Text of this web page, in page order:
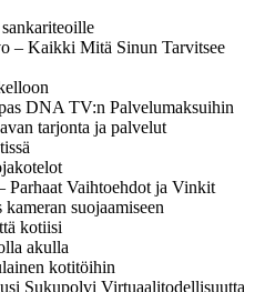
– Kaikki Mitä Sinun Tarvitsee
DNA TV:n Palvelumaksuihin
tarjonta ja palvelut
Vaihtoehdot ja Vinkit
suojaamiseen
kotiisi
akulla
kotitöihin
Sukupolvi Virtuaalitodellisuutta